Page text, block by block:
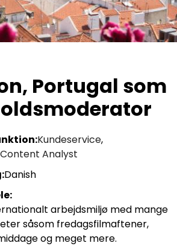
Portugal som
Kundeservice,
Analyst
Danish
arbejdsmiljø med mange
såsom fredagsfilmaftener,
og meget mere.